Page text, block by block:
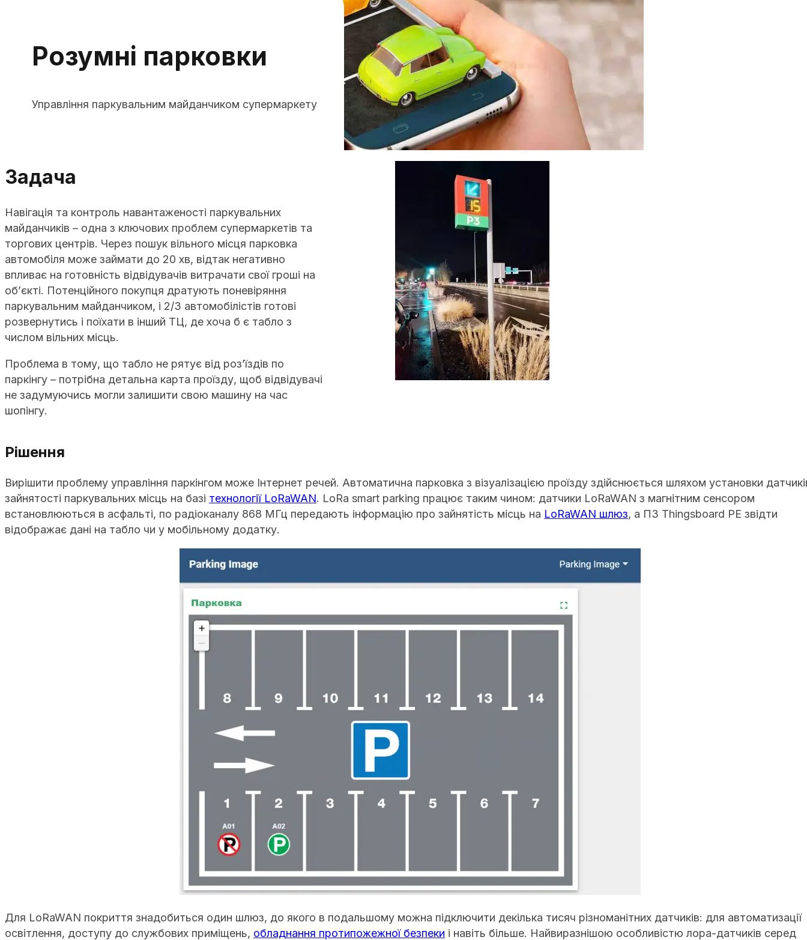
Розумні парковки
Управління паркувальним майданчиком супермаркету
Задача
Навігація та контроль навантаженості паркувальних
майданчиків – одна з ключових проблем супермаркетів та
торгових центрів. Через пошук вільного місця парковка
автомобіля може займати до 20 хв, відтак негативно
впливає на готовність відвідувачів витрачати свої гроші на
об’єкті. Потенційного покупця дратують поневіряння
паркувальним майданчиком, і 2/3 автомобілістів готові
розвернутись і поїхати в інший ТЦ, де хоча б є табло з
числом вільних місць.
Проблема в тому, що табло не рятує від роз’їздів по
паркінгу – потрібна детальна карта проїзду, щоб відвідувачі
не задумуючись могли залишити свою машину на час
шопінгу.
Рішення
Вирішити проблему управління паркінгом може Інтернет речей. Автоматична парковка з візуалізацією проїзду здійснюється шляхом установки
зайнятості паркувальних місць на базі технології LoRaWAN. LoRa smart parking працює таким чином: датчики LoRaWAN з магнітним сенсором
встановлюються в асфальті, по радіоканалу 868 МГц передають інформацію про зайнятість місць на LoRaWAN шлюз, а ПЗ Thingsboard PE звідти
відображає дані на табло чи у мобільному додатку.
Для LoRaWAN покриття знадобиться один шлюз, до якого в подальшому можна підключити декілька тисяч різноманітних датчиків: для автоматизації
освітлення, доступу до службових приміщень, обладнання протипожежної безпеки і навіть більше. Найвиразнішою особливістю лора-датчиків серед